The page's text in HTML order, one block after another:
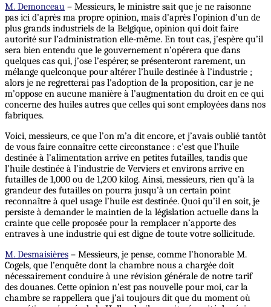
M. Demonceau – Messieurs, le ministre sait que je ne raisonne
pas ici d’après ma propre opinion, mais d’après l’opinion d’un de
plus grands industriels de la Belgique, opinion qui doit faire
autorité sur l’administration elle-même. En tout cas, j’espère qu’il
sera bien entendu que le gouvernement n’opérera que dans
quelques cas qui, j’ose l’espérer, se présenteront rarement, un
mélange quelconque pour altérer l’huile destinée à l’industrie ;
alors je ne regretterai pas l’adoption de la proposition, car je ne
m’oppose en aucune manière à l’augmentation du droit en ce qui
concerne des huiles autres que celles qui sont employées dans nos
fabriques.
Voici, messieurs, ce que l’on m’a dit encore, et j’avais oublié tantôt
de vous faire connaître cette circonstance : c’est que l’huile
destinée à l’alimentation arrive en petites futailles, tandis que
l’huile destinée à l’industrie de Verviers et environs arrive en
futailles de 1,000 ou de 1,200 kilog. Ainsi, messieurs, rien qu’à la
grandeur des futailles on pourra jusqu’à un certain point
reconnaître à quel usage l’huile est destinée. Quoi qu’il en soit, je
persiste à demander le maintien de la législation actuelle dans la
crainte que celle proposée pour la remplacer n’apporte des
entraves à une industrie qui est digne de toute votre sollicitude.
M. Desmaisières – Messieurs, je pense, comme l’honorable M.
Cogels, que l’enquête dont la chambre nous a chargée doit
nécessairement conduire à une révision générale de notre tarif
des douanes. Cette opinion n’est pas nouvelle pour moi, car la
chambre se rappellera que j’ai toujours dit que du moment où